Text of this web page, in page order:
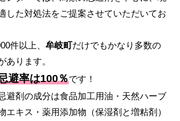
した対処法をご提案させていただいてお
件以上、 牟岐町だけでもかなり多数の
あります。
避率は100％です！
避剤の成分は食品加工用油・天然ハーブ
エキス・薬用添加物（保湿剤と増粘剤）